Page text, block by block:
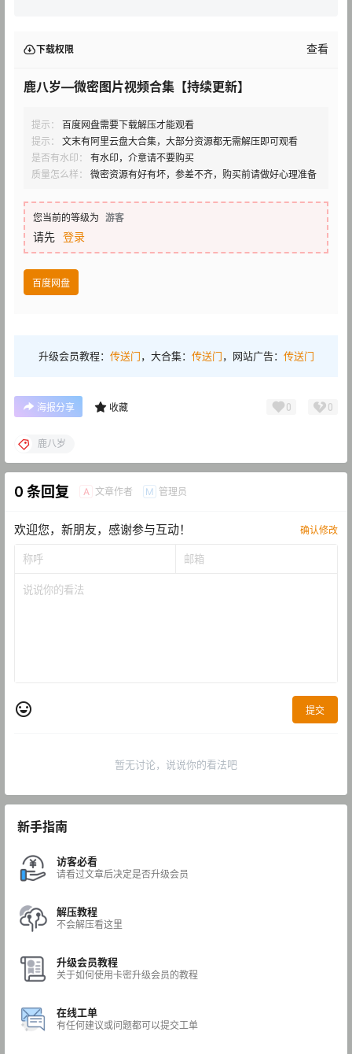
下载权限 查看
鹿八岁—微密图片视频合集【持续更新】
提示：
百度网盘需要下载解压才能观看
提示：
文末有阿里云盘大合集，大部分资源都无需解压即可观看
是否有水印：
有水印，介意请不要购买
质量怎么样：
微密资源有好有坏，参差不齐，购买前请做好心理准备
您当前的等级为 游客
请先 登录
百度网盘
升级会员教程： 传送门，大合集： 传送门，网站广告： 传送门
海报分享 收藏 0 0
鹿八岁
0 条回复 A 文章作者 M 管理员
欢迎您，新朋友，感谢参与互动！ 确认修改
提交
暂无讨论，说说你的看法吧
新手指南
访客必看
请看过文章后决定是否升级会员
解压教程
不会解压看这里
升级会员教程
关于如何使用卡密升级会员的教程
在线工单
有任何建议或问题都可以提交工单